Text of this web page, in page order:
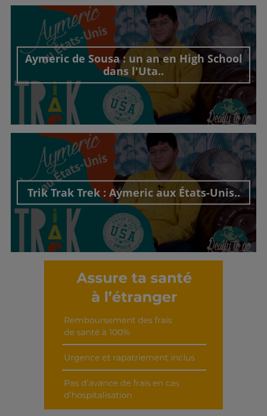
Aymeric de Sousa : un an en High School
dans l'Uta..
Découvrir cet interview
Trik Trak Trek : Aymeric aux États-Unis..
Découvrir cet interview